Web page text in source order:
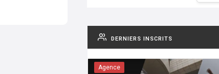
DERNIERS INSCRITS
Agence